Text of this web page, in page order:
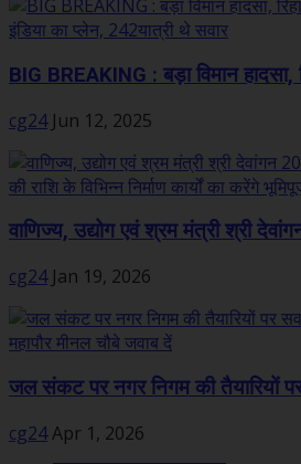
BIG BREAKING : बड़ा विमान हादसा,
cg24 Jun 12, 2025
वाणिज्य, उद्योग एवं श्रम मंत्री श्री
cg24 Jan 19, 2026
जल संकट पर नगर निगम की तैयारियों
cg24Apr 1, 2026